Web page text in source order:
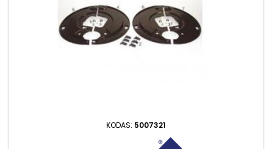
KODAS: 5007321